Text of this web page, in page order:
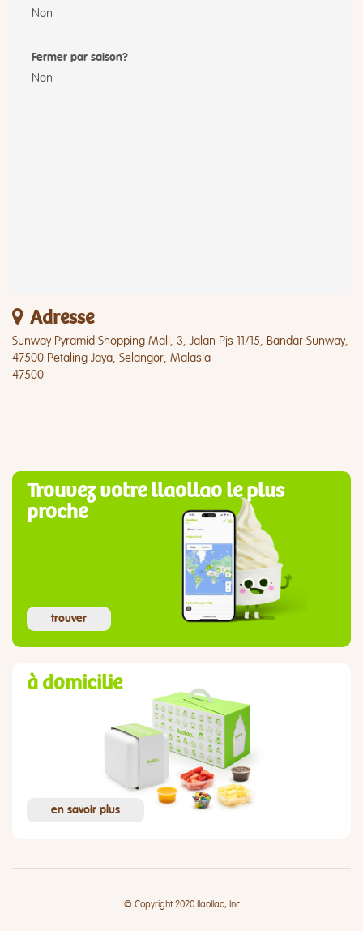
Non
Fermer par saison?
Non
Adresse
Sunway Pyramid Shopping Mall, 3, Jalan Pjs 11/15, Bandar Sunway,
47500 Petaling Jaya, Selangor, Malasia
47500
Trouvez votre llaollao le plus
proche
trouver
à domicilie
en savoir plus
© Copyright 2020 llaollao, Inc